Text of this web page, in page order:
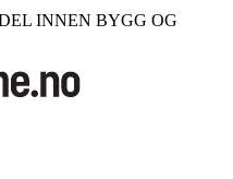
INNEN BYGG OG